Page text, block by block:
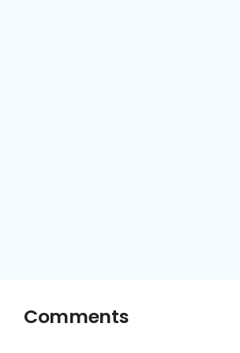
Comments